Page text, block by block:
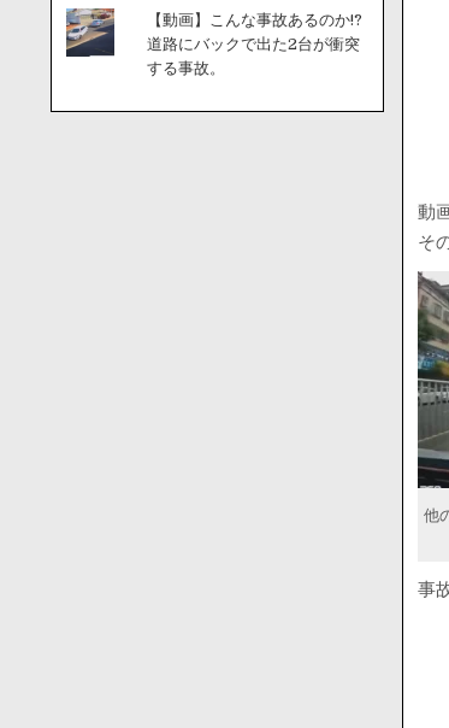
動
そ
他
事
【動画】こんな事故あるのか!?
道路にバックで出た2台が衝突
する事故。